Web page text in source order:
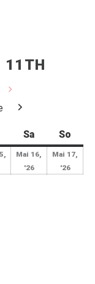
11TH
Freitag
SaSamstag
So
Mai 16,
'2616.
Mai 17,
'2617.